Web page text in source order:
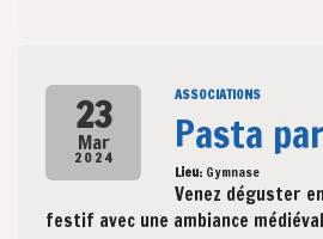
23
Mar
2024
ASSOCIATIONS
Pasta
Lieu: Gymnase
Venez déguster
festif avec une ambiance